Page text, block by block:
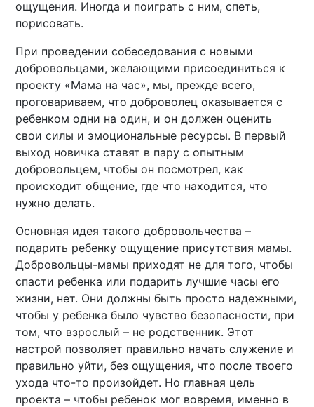
ощущения. Иногда и поиграть с ним, спеть,
порисовать.
При проведении собеседования с новыми
добровольцами, желающими присоединиться к
проекту «Мама на час», мы, прежде всего,
проговариваем, что доброволец оказывается с
ребенком одни на один, и он должен оценить
свои силы и эмоциональные ресурсы. В первый
выход новичка ставят в пару с опытным
добровольцем, чтобы он посмотрел, как
происходит общение, где что находится, что
нужно делать.
Основная идея такого добровольчества –
подарить ребенку ощущение присутствия мамы.
Добровольцы-мамы приходят не для того, чтобы
спасти ребенка или подарить лучшие часы его
жизни, нет. Они должны быть просто надежными,
чтобы у ребенка было чувство безопасности, при
том, что взрослый – не родственник. Этот
настрой позволяет правильно начать служение и
правильно уйти, без ощущения, что после твоего
ухода что-то произойдет. Но главная цель
проекта – чтобы ребенок мог вовремя, именно в